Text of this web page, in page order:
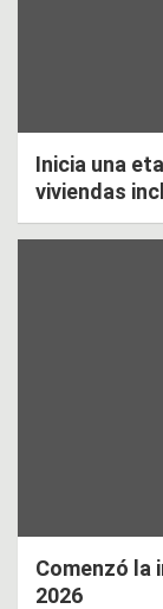
Inicia una
viviendas
Comenzó la
2026